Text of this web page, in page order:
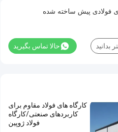
فولادی پیش ساخته شده
حالا تماس بگیرید بدانید
کارگاه های فولاد مقاوم برای
کاربردهای صنعتی/کارگاه
فولاد ژوپین